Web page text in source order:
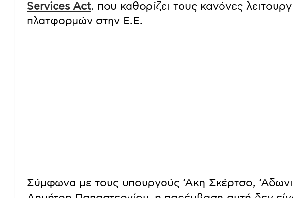
Services Act, που καθορίζει τους κανόνες
πλατφορμών στην Ε.Ε.
Σύμφωνα με τους υπουργούς ‘Ακη Σκέρτσο, ‘Αδωνι